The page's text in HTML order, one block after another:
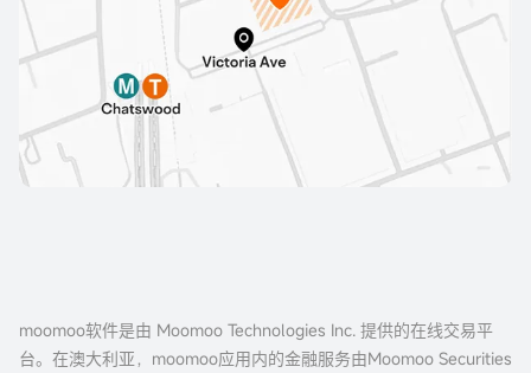
moomoo软件是由 Moomoo Technologies Inc. 提供的在线交易平
台。在澳大利亚，moomoo应用内的金融服务由Moomoo Securities